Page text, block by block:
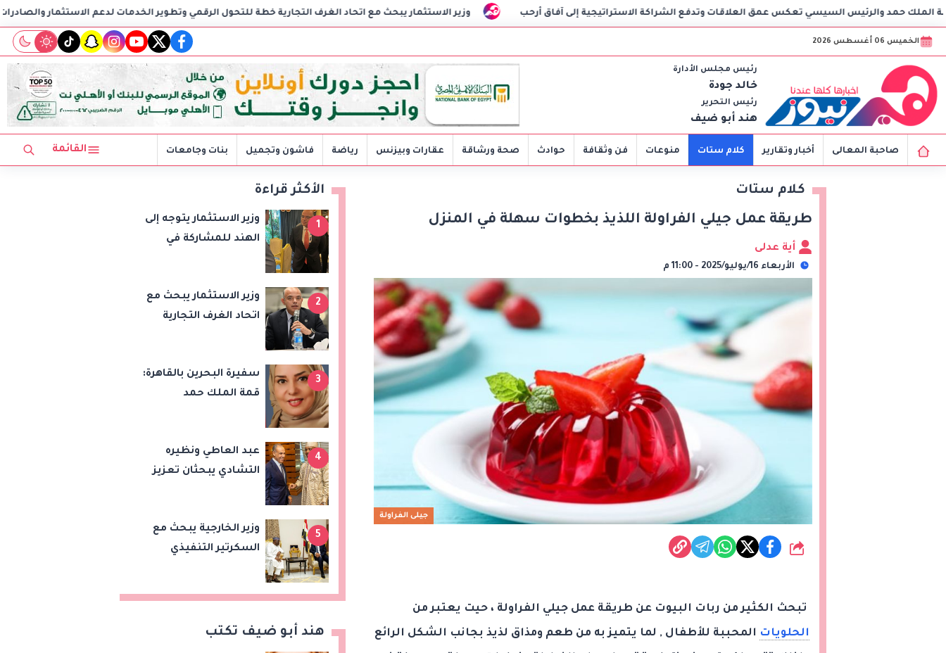
وزير الاستثمار وزير الاستثمار يبحث مع اتحاد الغرف التجارية خطة للتحول الرقمي وتطوير الخدمات لدعم الاستثمار والصادرات عمق العلاقات وتدفع الشراكة الاستراتيجية إلى آفاق أرحب
الخميس 06 أغسطس 2026 facebook
twitter
youtube
instagram
snapchat
tiktok
رئيس مجلس الأدارة
خالد جودة
رئيس التحرير
هند أبو ضيف
صاحبة المعالى أخبار وتقارير كلام ستات منوعات فن وثقافة حوادث صحة ورشاقة عقارات وبيزنس رياضة فاشون وتجميل بنات وجامعات القائمة
كلام ستات
طريقة عمل جيلي الفراولة اللذيذ بخطوات سهلة في المنزل
أية عدلى
الأربعاء 16/يوليو/2025 - 11:00 م
جيلى الفراولة
شارك
تبحث الكثير من ربات البيوت عن طريقة عمل جيلي الفراولة ، حيت يعتبر من
الحلويات المحببة للأطفال , لما يتميز به من طعم ومذاق لذيذ بجانب الشكل الرائع
الأكثر قراءة
1
وزير الاستثمار يتوجه إلى
الهند للمشاركة في
التعاون التجاري
والاستثماري
2
وزير الاستثمار يبحث مع
اتحاد الغرف التجارية
الاستثمار والصادرات
3
سفيرة البحرين بالقاهرة:
قمة الملك حمد
وتدفع الشراكة
الاستراتيجية إلى آفاق
4
عبد العاطي ونظيره
التشادي يبحثان تعزيز
الإقليم
5
وزير الخارجية يبحث مع
السكرتير التنفيذي
ومكافحة الإرهاب
هند أبو ضيف تكتب